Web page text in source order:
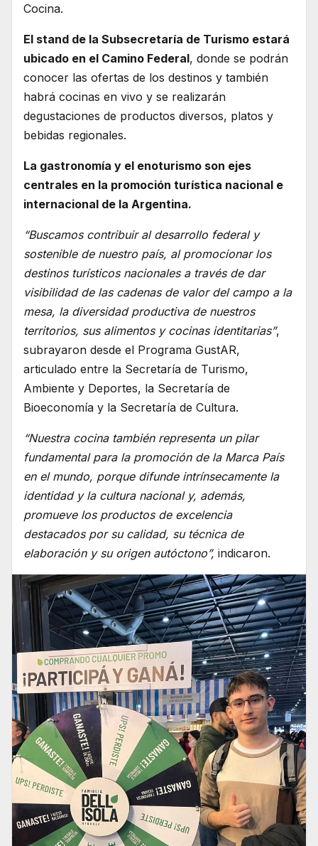
Cocina.
El stand de la Subsecretaría de Turismo estará
ubicado en el Camino Federal, donde se podrán
conocer las ofertas de los destinos y también
habrá cocinas en vivo y se realizarán
degustaciones de productos diversos, platos y
bebidas regionales.
La gastronomía y el enoturismo son ejes
centrales en la promoción turística nacional e
internacional de la Argentina.
“Buscamos contribuir al desarrollo federal y
sostenible de nuestro país, al promocionar los
destinos turísticos nacionales a través de dar
visibilidad de las cadenas de valor del campo a la
mesa, la diversidad productiva de nuestros
territorios, sus alimentos y cocinas identitarias”,
subrayaron desde el Programa GustAR,
articulado entre la Secretaría de Turismo,
Ambiente y Deportes, la Secretaría de
Bioeconomía y la Secretaría de Cultura.
“Nuestra cocina también representa un pilar
fundamental para la promoción de la Marca País
en el mundo, porque difunde intrínsecamente la
identidad y la cultura nacional y, además,
promueve los productos de excelencia
destacados por su calidad, su técnica de
elaboración y su origen autóctono”, indicaron.